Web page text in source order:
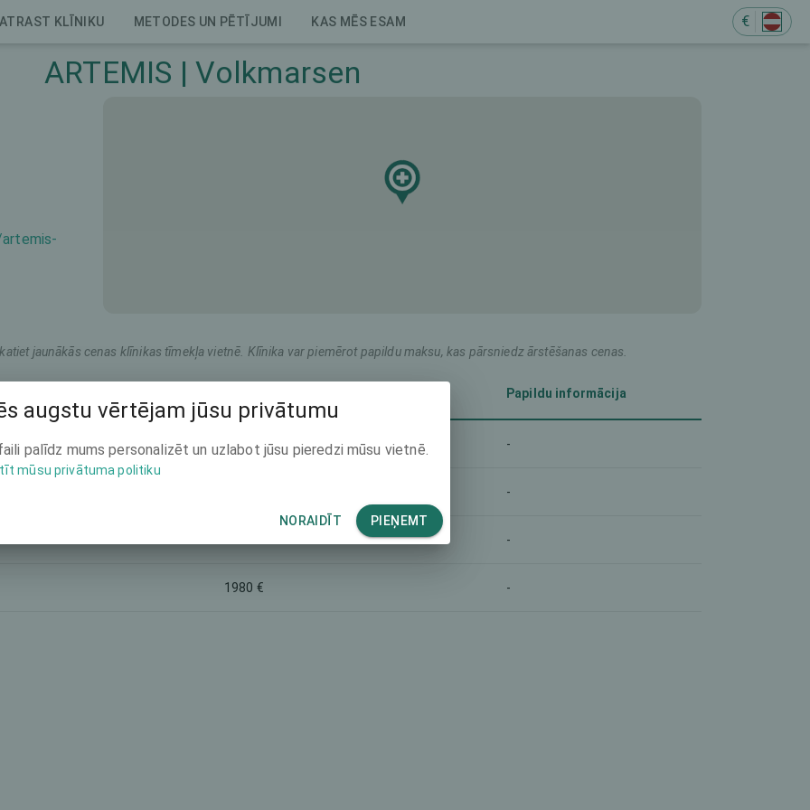
ATRAST KLĪNIKU METODES UN PĒTĪJUMI KAS MĒS ESAM €
ARTEMIS | Volkmarsen
jaunākās cenas klīnikas tīmekļa vietnē. Klīnika var piemērot papildu maksu, kas pārsniedz ārstēšanas cenas.
Papildu informācija
- -
-
-
1980 € -
augstu vērtējam jūsu privātumu
palīdz mums personalizēt un uzlabot jūsu pieredzi mūsu vietnē.
mūsu privātuma politiku
NORAIDĪT PIEŅEMT